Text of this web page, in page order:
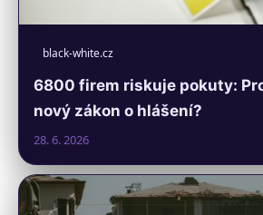
black-white.cz
6800 firem riskuje pokuty:
nový zákon o hlášení?
28. 6. 2026